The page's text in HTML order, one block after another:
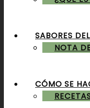
NOTA
SABORES
CÓMO SE